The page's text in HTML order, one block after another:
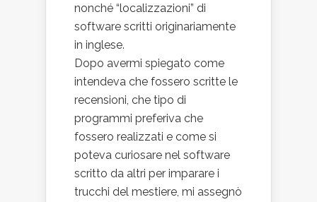
nonché “localizzazioni” di
software scritti originariamente
in inglese.
Dopo avermi spiegato come
intendeva che fossero scritte le
recensioni, che tipo di
programmi preferiva che
fossero realizzati e come si
poteva curiosare nel software
scritto da altri per imparare i
trucchi del mestiere, mi assegnò